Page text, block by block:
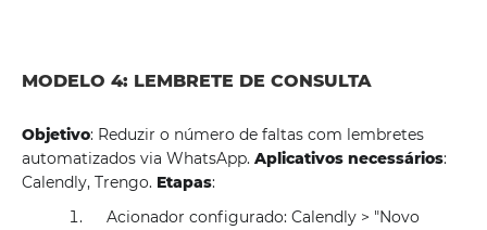
MODELO 4: LEMBRETE DE CONSULTA
Objetivo: Reduzir o número de faltas com lembretes
automatizados via WhatsApp. Aplicativos necessários:
Calendly, Trengo. Etapas:
Acionador configurado: Calendly > "Novo